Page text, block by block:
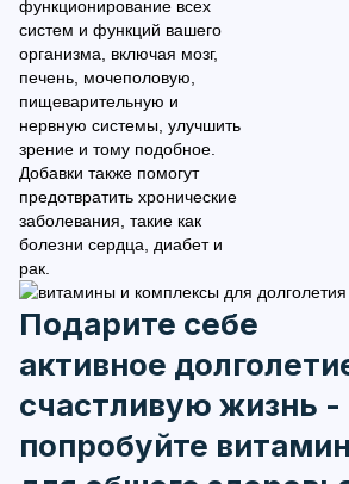
функционирование всех
систем и функций вашего
организма, включая мозг,
печень, мочеполовую,
пищеварительную и
нервную системы, улучшить
зрение и тому подобное.
Добавки также помогут
предотвратить хронические
заболевания, такие как
болезни сердца, диабет и
рак.
Подарите себе
активное
счастливую жизнь -
попробуйте